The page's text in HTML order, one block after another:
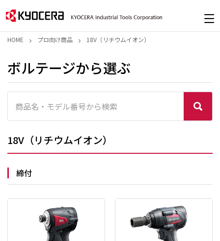
HOME プロ向け商品 18V（リチウムイオン）
ボルテージから選ぶ
18V（リチウムイオン）
締付